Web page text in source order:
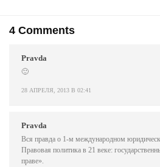
4 Comments
Pravda
28 АПРЕЛЯ, 2013 В 02:41
🙂
Pravda
Вся правда о 1-м международном
Правовая политика в 21 веке:
праве».